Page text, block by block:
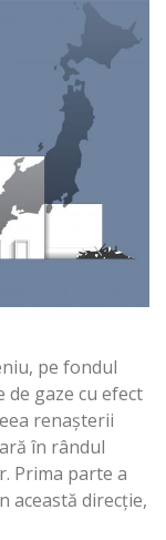
pe fondul
gaze cu efect
renașterii
în rândul
Prima parte a
această direcție,